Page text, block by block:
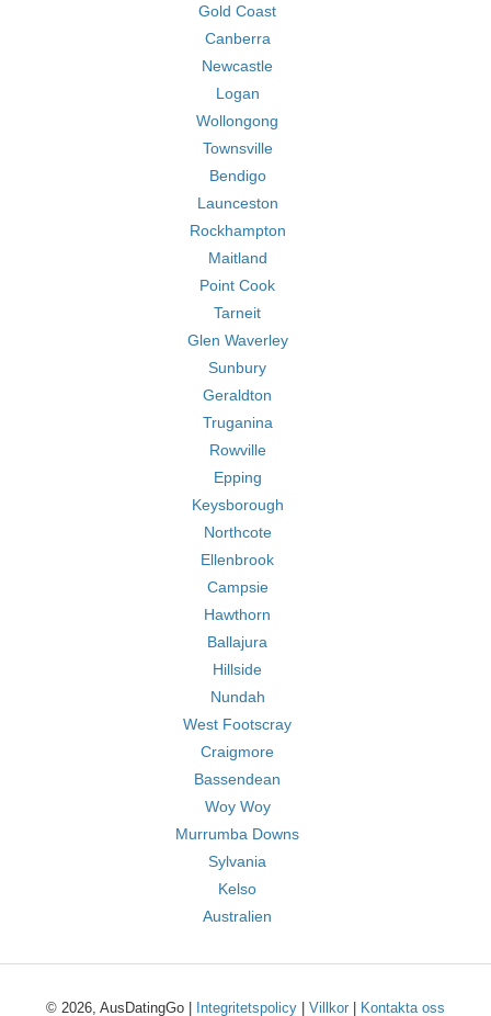
Gold Coast
Canberra
Newcastle
Logan
Wollongong
Townsville
Bendigo
Launceston
Rockhampton
Maitland
Point Cook
Tarneit
Glen Waverley
Sunbury
Geraldton
Truganina
Rowville
Epping
Keysborough
Northcote
Ellenbrook
Campsie
Hawthorn
Ballajura
Hillside
Nundah
West Footscray
Craigmore
Bassendean
Woy Woy
Murrumba Downs
Sylvania
Kelso
Australien
© 2026, AusDatingGo | Integritetspolicy Villkor Kontakta oss